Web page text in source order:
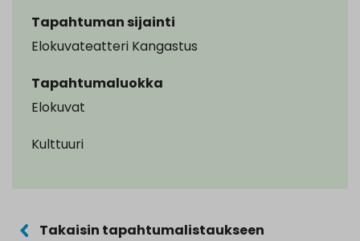
Tapahtuman sijainti
Elokuvateatteri Kangastus
Tapahtumaluokka
Elokuvat
Kulttuuri
Takaisin tapahtumalistaukseen